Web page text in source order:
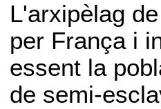
L'arxipèlag
per França i
essent la
de semi-